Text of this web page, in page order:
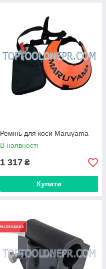
Ремінь для коси Maruyama
В наявності
1 317 ₴
Купити